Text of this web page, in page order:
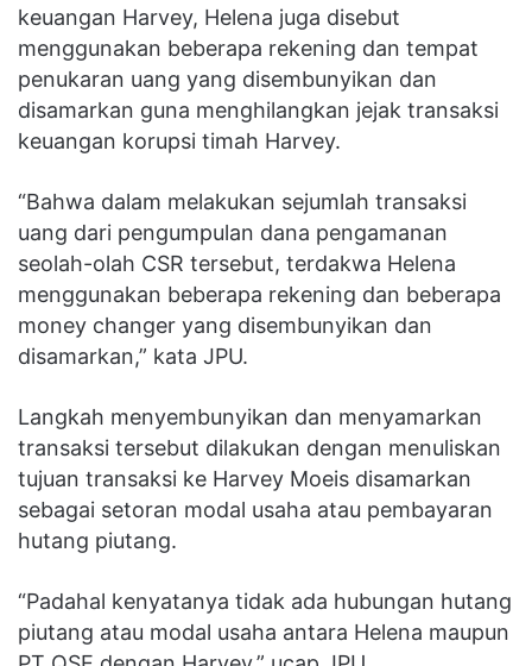
keuangan Harvey, Helena juga disebut
menggunakan beberapa rekening dan tempat
penukaran uang yang disembunyikan dan
disamarkan guna menghilangkan jejak transaksi
keuangan korupsi timah Harvey.
“Bahwa dalam melakukan sejumlah transaksi
uang dari pengumpulan dana pengamanan
seolah-olah CSR tersebut, terdakwa Helena
menggunakan beberapa rekening dan beberapa
money changer yang disembunyikan dan
disamarkan,” kata JPU.
Langkah menyembunyikan dan menyamarkan
transaksi tersebut dilakukan dengan menuliskan
tujuan transaksi ke Harvey Moeis disamarkan
sebagai setoran modal usaha atau pembayaran
hutang piutang.
“Padahal kenyatanya tidak ada hubungan hutang
piutang atau modal usaha antara Helena maupun